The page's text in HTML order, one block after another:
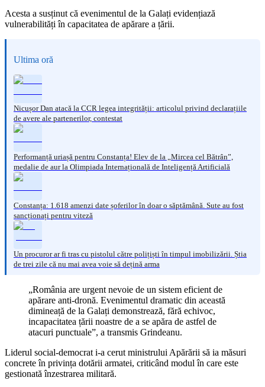
Acesta a susținut că evenimentul de la Galați evidențiază
vulnerabilități în capacitatea de apărare a țării.
Ultima oră
Nicușor Dan atacă la CCR legea integrității: articolul privind declarațiile
de avere ale partenerilor, contestat
Performanță uriașă pentru Constanța! Elev de la „Mircea cel Bătrân”,
medalie de aur la Olimpiada Internațională de Inteligență Artificială
Constanța: 1.618 amenzi date șoferilor în doar o săptămână. Sute au fost
sancționați pentru viteză
Un procuror ar fi tras cu pistolul către polițiști în timpul imobilizării. Știa
de trei zile că nu mai avea voie să dețină arma
„România are urgent nevoie de un sistem eficient de
apărare anti-dronă. Evenimentul dramatic din această
dimineață de la Galați demonstrează, fără echivoc,
incapacitatea țării noastre de a se apăra de astfel de
atacuri punctuale”, a transmis Grindeanu.
Liderul social-democrat i-a cerut ministrului Apărării să ia măsuri
concrete în privința dotării armatei, criticând modul în care este
gestionată înzestrarea militară.